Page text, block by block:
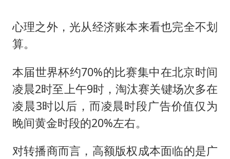
心理之外，光从经济账本来看也完全不划
算。
本届世界杯约70%的比赛集中在北京时间
凌晨2时至上午9时，淘汰赛关键场次多在
凌晨3时以后，而凌晨时段广告价值仅为
晚间黄金时段的20%左右。
对转播商而言，高额版权成本面临的是广